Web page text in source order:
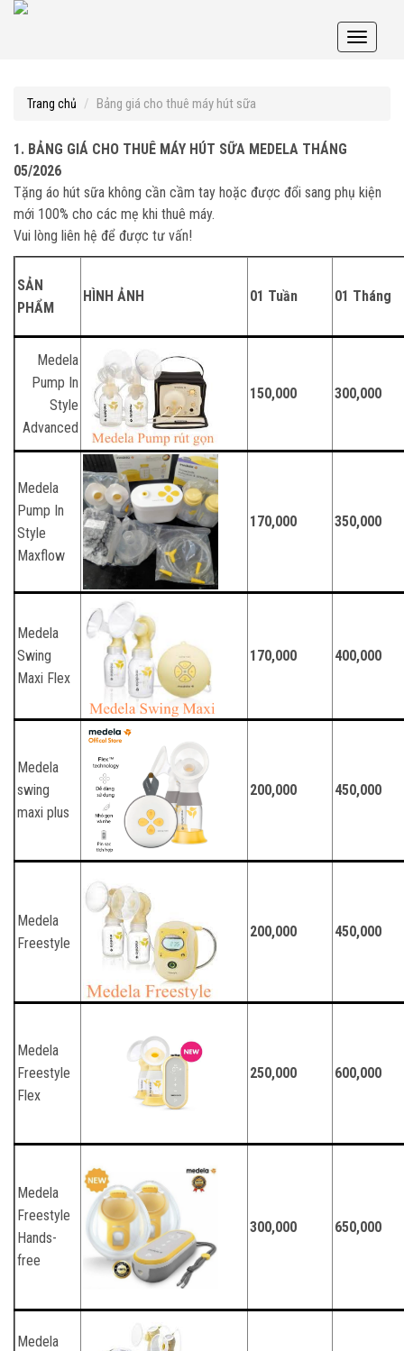
Toggle
Trang chủ Bảng giá cho thuê máy hút sữa
1. BẢNG GIÁ CHO THUÊ MÁY HÚT SỮA MEDELA THÁNG
05/2026
Tặng áo hút sữa không cần cầm tay hoặc được đổi sang phụ kiện
mới 100% cho các mẹ khi thuê máy.
Vui lòng liên hệ để được tư vấn!
SẢN
PHẨM
HÌNH ẢNH 01 Tuần 01 Tháng
Medela
Pump In
Style
Advanced
150,000 300,000
Medela
Pump In
Style
Maxflow
170,000 350,000
Medela
Swing
Maxi Flex
170,000 400,000
Medela
swing
maxi plus
200,000 450,000
Medela
Freestyle
200,000 450,000
Medela
Freestyle
Flex
250,000 600,000
Medela
Freestyle
Hands-
free
300,000 650,000
Medela